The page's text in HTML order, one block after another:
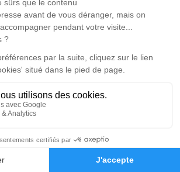
Hommages
d’arbre hommage est
juin 2023 à 15h30
du Rouergue et du Quercy de
Philippe
Gare